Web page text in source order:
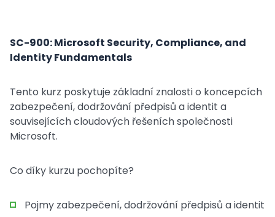
SC-900: Microsoft Security, Compliance, and
Identity Fundamentals
Tento kurz poskytuje základní znalosti o koncepcích
zabezpečení, dodržování předpisů a identit a
souvisejících cloudových řešeních společnosti
Microsoft.
Co díky kurzu pochopíte?
Pojmy zabezpečení, dodržování předpisů a identit